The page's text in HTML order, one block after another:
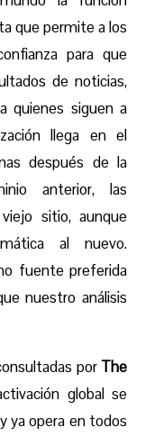
que permite a los
para que
de noticias,
quienes siguen a
llega en el
después de la
anterior, las
sitio, aunque
al nuevo.
fuente preferida
nuestro análisis
por The
global se
ya opera en todos